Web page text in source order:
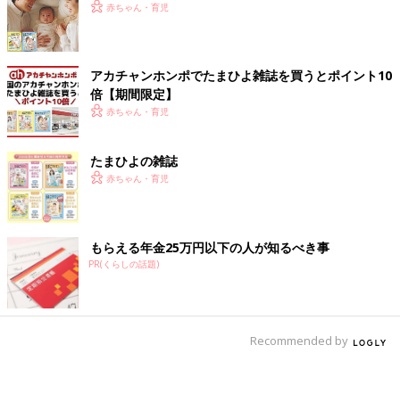
赤ちゃん・育児
アカチャンホンポでたまひよ雑誌を買うとポイント10
倍【期間限定】
赤ちゃん・育児
たまひよの雑誌
赤ちゃん・育児
もらえる年金25万円以下の人が知るべき事
PR(くらしの話題)
Recommended by